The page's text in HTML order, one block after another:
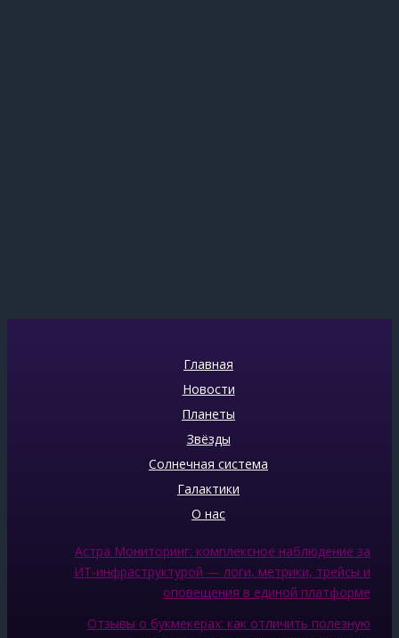
Главная
Новости
Планеты
Звёзды
Солнечная система
Галактики
О нас
Астра Мониторинг: комплексное наблюдение за
ИТ‑инфраструктурой — логи, метрики, трейсы и
оповещения в единой платформе
Отзывы о букмекерах: как отличить полезную